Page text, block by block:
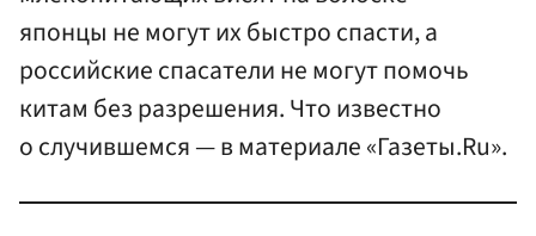
японцы не могут их быстро спасти, а
российские спасатели не могут помочь
китам без разрешения. Что известно
о случившемся — в материале «Газеты.Ru».